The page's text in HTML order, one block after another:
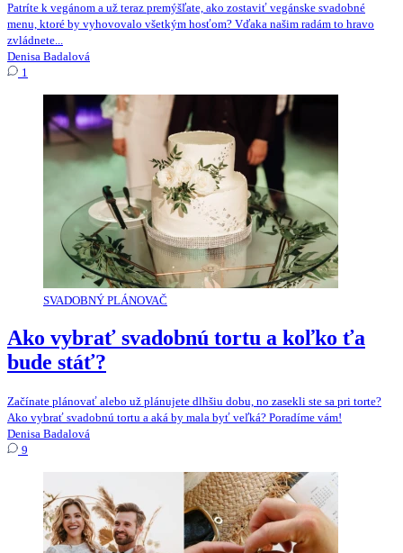
Patríte k vegánom a už teraz premýšľate, ako zostaviť vegánske svadobné
menu, ktoré by vyhovovalo všetkým hosťom? Vďaka našim radám to hravo
zvládnete...
Denisa Badalová
1
SVADOBNÝ PLÁNOVAČ
Ako vybrať svadobnú tortu a koľko ťa
bude stáť?
Začínate plánovať alebo už plánujete dlhšiu dobu, no zasekli ste sa pri torte?
Ako vybrať svadobnú tortu a aká by mala byť veľká? Poradíme vám!
Denisa Badalová
9